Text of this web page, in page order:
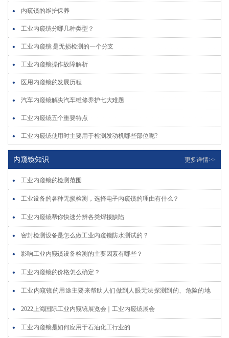
内窥镜的维护保养
工业内窥镜分哪几种类型？
工业内窥镜 是无损检测的一个分支
工业内窥镜操作故障解析
医用内窥镜的发展历程
汽车内窥镜解决汽车维修养护七大难题
工业内窥镜五个重要特点
工业内窥镜使用时主要用于检测发动机哪些部位呢?
工业内窥镜的使用特点介绍
内窥镜工业探伤技术
内窥镜知识 更多详情>>
工业内窥镜的检测范围
工业设备的各种无损检测，选择电子内窥镜的理由有什么？
工业内窥镜帮你快速分辨各类焊接缺陷
密封检测设备是怎么做工业内窥镜防水测试的？
影响工业内窥镜设备检测的主要因素有哪些？
工业内窥镜的价格怎么确定？
工业内窥镜的用途主要来帮助人们做到人眼无法探测到的、危险的地
方。
2022上海国际工业内窥镜展览会｜工业内窥镜展会
工业内窥镜是如何应用于石油化工行业的